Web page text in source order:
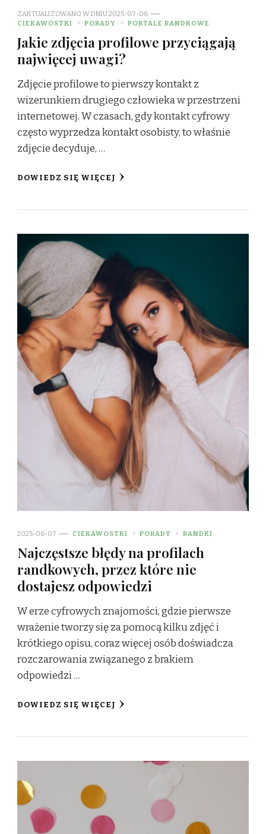
ZAKTUALIZOWANO W DNIU2025-07-06
CIEKAWOSTKI
PORADY PORTALE RANDKOWE
Jakie zdjęcia profilowe przyciągają
najwięcej uwagi?
Zdjęcie profilowe to pierwszy kontakt z
wizerunkiem drugiego człowieka w przestrzeni
internetowej. W czasach, gdy kontakt cyfrowy
często wyprzedza kontakt osobisty, to właśnie
zdjęcie decyduje, …
DOWIEDZ SIĘ WIĘCEJ
2025-06-07 CIEKAWOSTKI PORADY RANDKI
Najczęstsze błędy na profilach
randkowych, przez które nie
dostajesz odpowiedzi
W erze cyfrowych znajomości, gdzie pierwsze
wrażenie tworzy się za pomocą kilku zdjęć i
krótkiego opisu, coraz więcej osób doświadcza
rozczarowania związanego z brakiem
odpowiedzi …
DOWIEDZ SIĘ WIĘCEJ